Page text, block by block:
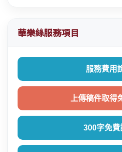
華樂絲服務項目
服務費用
上傳稿件取得
300字免費